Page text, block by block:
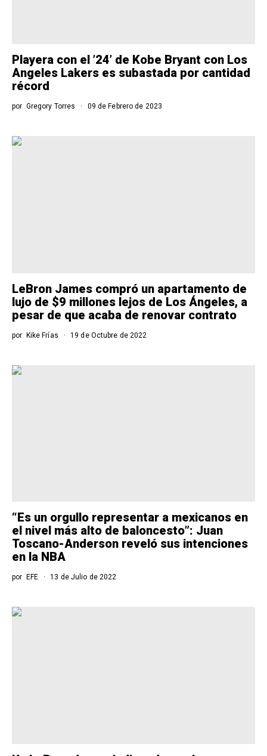
Playera con el ’24’ de Kobe Bryant con Los
Angeles Lakers es subastada por cantidad
récord
por Gregory Torres 09 de Febrero de 2023
LeBron James compró un apartamento de
lujo de $9 millones lejos de Los Ángeles, a
pesar de que acaba de renovar contrato
por Kike Frías 19 de Octubre de 2022
“Es un orgullo representar a mexicanos en
el nivel más alto de baloncesto”: Juan
Toscano-Anderson reveló sus intenciones
en la NBA
por EFE 13 de Julio de 2022